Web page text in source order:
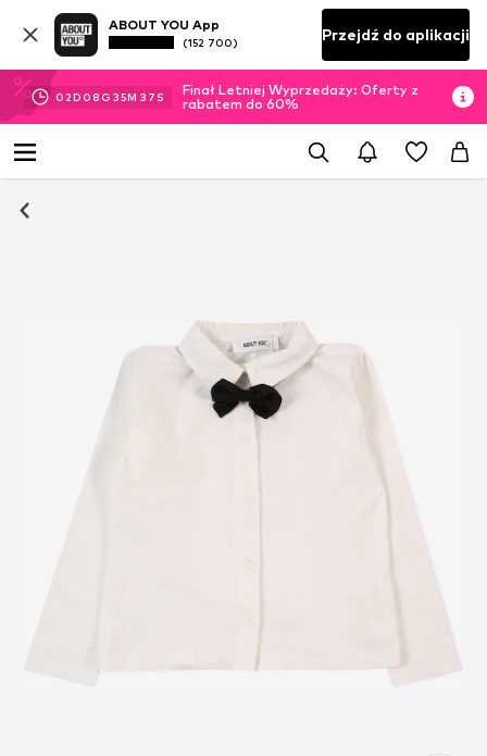
ABOUT YOU App
(152 700) Przejdź do aplikacji
02D 08 G 35M 36 S
Finał Letniej Wyprzedaży: Oferty z
rabatem do 60%